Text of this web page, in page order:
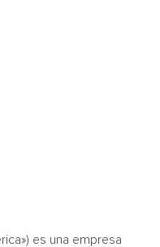
es una empresa